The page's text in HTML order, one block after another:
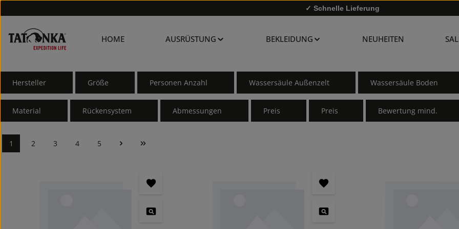
✓ Schnelle Lieferung
HOME AUSRÜSTUNG BEKLEIDUNG NEUHEITEN
Hersteller Größe Personen Anzahl Wassersäule Außenzelt Wassersäule Boden
Material Rückensystem Abmessungen Preis Preis Bewertung mind.
Seite
1 Seite
2 Seite
3 Seite
4 Seite
5